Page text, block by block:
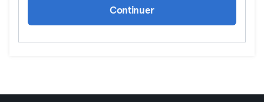
Continuer